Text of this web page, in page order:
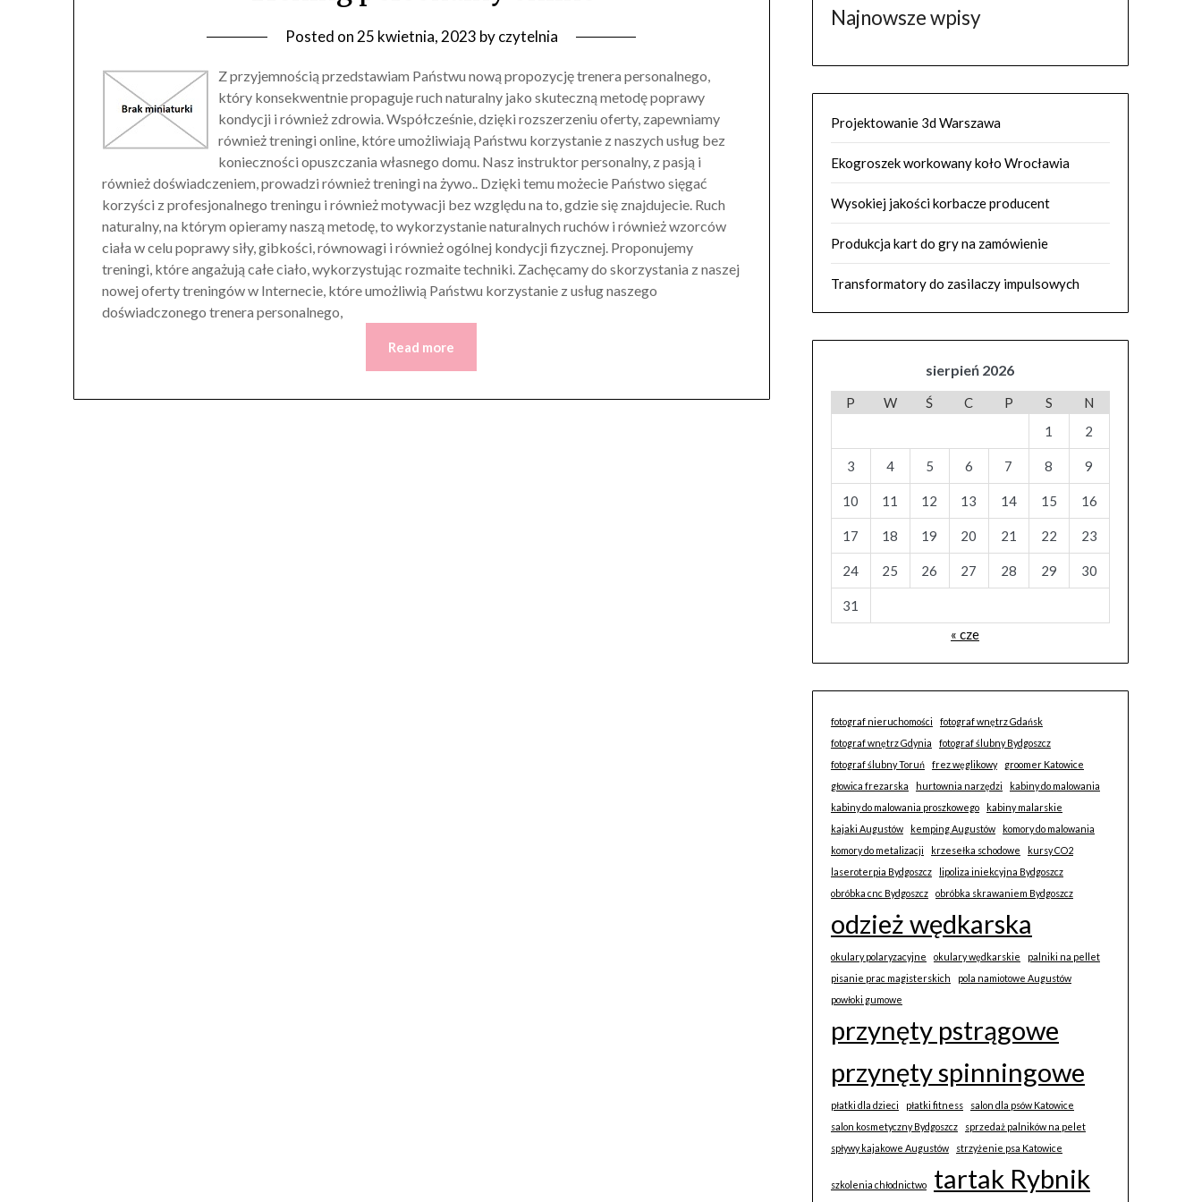
Posted on 25 kwietnia, 2023 byczytelnia
Z przyjemnością przedstawiam Państwu nową propozycję trenera personalnego,
który konsekwentnie propaguje ruch naturalny jako skuteczną metodę poprawy
kondycji i również zdrowia. Współcześnie, dzięki rozszerzeniu oferty, zapewniamy
również treningi online, które umożliwiają Państwu korzystanie z naszych usług bez
konieczności opuszczania własnego domu. Nasz instruktor personalny, z pasją i
również doświadczeniem, prowadzi również treningi na żywo.. Dzięki temu możecie Państwo sięgać
korzyści z profesjonalnego treningu i również motywacji bez względu na to, gdzie się znajdujecie. Ruch
naturalny, na którym opieramy naszą metodę, to wykorzystanie naturalnych ruchów i również wzorców
ciała w celu poprawy siły, gibkości, równowagi i również ogólnej kondycji fizycznej. Proponujemy
treningi, które angażują całe ciało, wykorzystując rozmaite techniki. Zachęcamy do skorzystania z naszej
nowej oferty treningów w Internecie, które umożliwią Państwu korzystanie z usług naszego
doświadczonego trenera personalnego,
Read more
Najnowsze wpisy
Projektowanie 3d Warszawa
Ekogroszek workowany koło Wrocławia
Wysokiej jakości korbacze producent
Produkcja kart do gry na zamówienie
Transformatory do zasilaczy impulsowych
sierpień 2026
P W Ś C P S
N
1
2
3 4 5 6 7 8 9
10 11 12 13 14 15 16
17 18 19 20 21 22 23
24 25 26 27 28 29 30
31
« cze
fotograf nieruchomości
fotograf wnętrz Gdańsk
fotograf wnętrz Gdynia
fotograf ślubny Bydgoszcz
fotograf ślubny Toruń
frez węglikowy
groomer Katowice
głowica frezarska
hurtownia narzędzi
kabiny do malowania
kabiny do malowania proszkowego
kabiny malarskie
kajaki Augustów
kemping Augustów
komory do malowania
komory do metalizacji
krzesełka schodowe
kursy CO2
laseroterpia Bydgoszcz
lipoliza iniekcyjna Bydgoszcz
obróbka cnc Bydgoszcz
obróbka skrawaniem Bydgoszcz
odzież wędkarska
okulary polaryzacyjne okulary wędkarskie
palniki na pellet
pisanie prac magisterskich
pola namiotowe Augustów
powłoki gumowe
przynęty pstrągowe
przynęty spinningowe
płatki dla dzieci płatki fitness
salon dla psów Katowice
salon kosmetyczny Bydgoszcz
sprzedaż palników na pelet
spływy kajakowe Augustów
strzyżenie psa Katowice
szkolenia chłodnictwo tartak Rybnik